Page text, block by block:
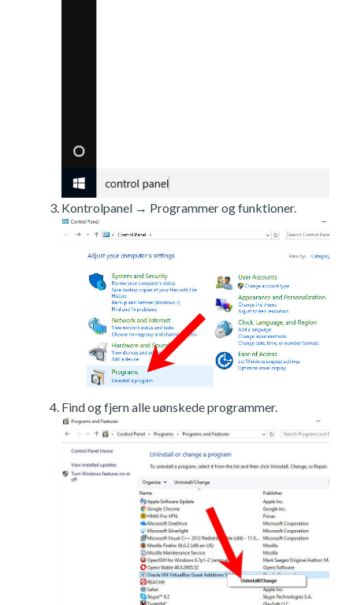
Kontrolpanel → Programmer og funktioner.
Find og fjern alle uønskede programmer.